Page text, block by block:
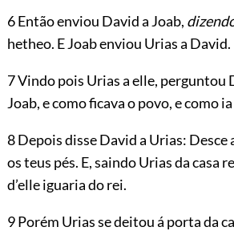
6 Então enviou David a Joab,
hetheo. E Joab enviou Urias a David.
7 Vindo pois Urias a elle, perguntou
Joab, e como ficava o povo, e como
8 Depois disse David a Urias: Desce
os teus pés. E, saindo Urias da casa
d’elle iguaria do rei.
9 Porém Urias se deitou á porta da